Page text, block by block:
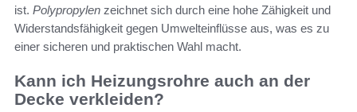
ist. Polypropylen zeichnet sich durch eine hohe Zähigkeit und
Widerstandsfähigkeit gegen Umwelteinflüsse aus, was es zu
einer sicheren und praktischen Wahl macht.
Kann ich Heizungsrohre auch an der
Decke verkleiden?